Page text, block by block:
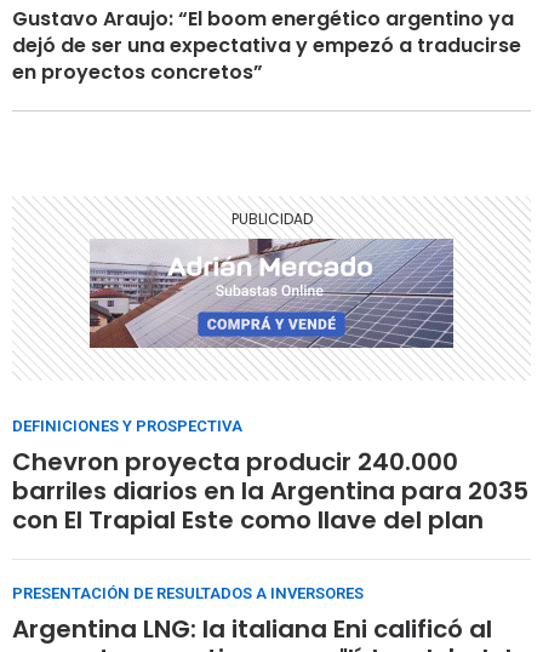
Gustavo Araujo: “El boom energético argentino ya
dejó de ser una expectativa y empezó a traducirse
en proyectos concretos”
DEFINICIONES Y PROSPECTIVA
Chevron proyecta producir 240.000
barriles diarios en la Argentina para 2035
con El Trapial Este como llave del plan
PRESENTACIÓN DE RESULTADOS A INVERSORES
Argentina LNG: la italiana Eni calificó al